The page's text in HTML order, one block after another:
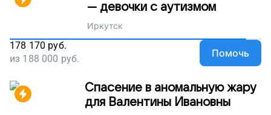
— девочки с аутизмом
Иркутск
178 170 руб.
из 188 000 руб. Помочь
Спасение в аномальную жару
для Валентины Ивановны